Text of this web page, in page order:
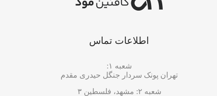
اطلاعات تماس
شعبه ۱:
تهران پونک سردار جنگل حیدری مقدم
شعبه ۲: مشهد، فلسطین ۳